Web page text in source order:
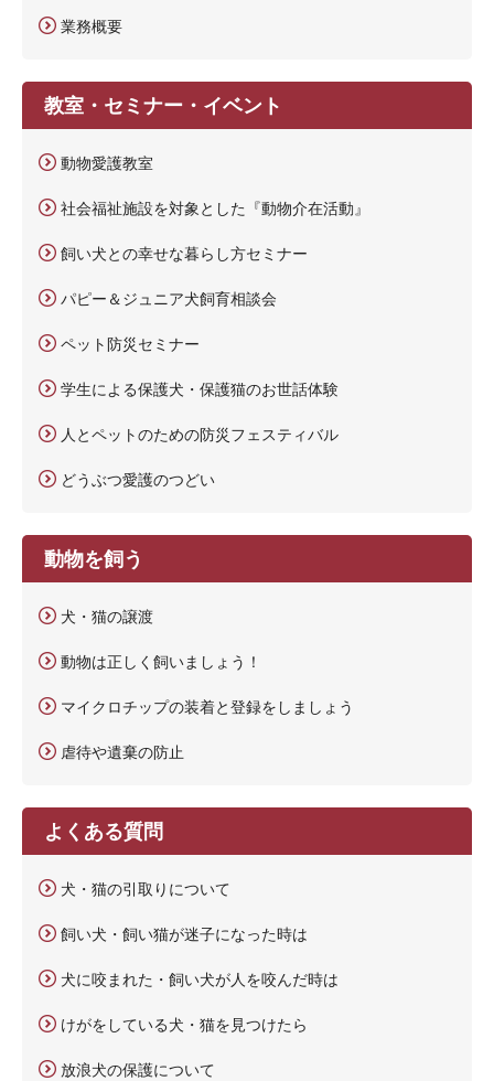
業務概要
教室・セミナー・イベント
動物愛護教室
社会福祉施設を対象とした『動物介在活動』
飼い犬との幸せな暮らし方セミナー
パピー＆ジュニア犬飼育相談会
ペット防災セミナー
学生による保護犬・保護猫のお世話体験
人とペットのための防災フェスティバル
どうぶつ愛護のつどい
動物を飼う
犬・猫の譲渡
動物は正しく飼いましょう！
マイクロチップの装着と登録をしましょう
虐待や遺棄の防止
よくある質問
犬・猫の引取りについて
飼い犬・飼い猫が迷子になった時は
犬に咬まれた・飼い犬が人を咬んだ時は
けがをしている犬・猫を見つけたら
放浪犬の保護について